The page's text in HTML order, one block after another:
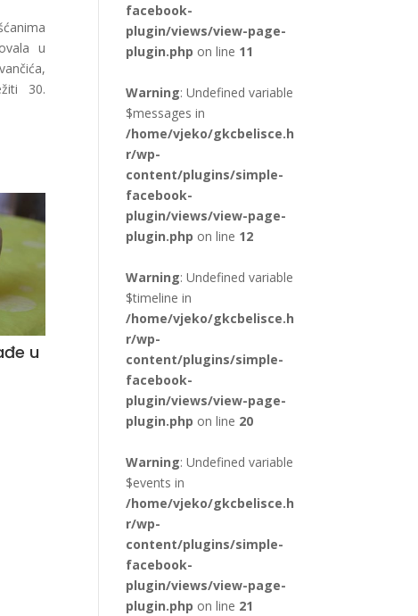
u
30.
u
facebook-
plugin/views/view-page-
plugin.php on line 11
Warning: Undefined variable
$messages in
/home/vjeko/gkcbelisce.h
r/wp-
content/plugins/simple-
facebook-
plugin/views/view-page-
plugin.php on line 12
Warning: Undefined variable
$timeline in
/home/vjeko/gkcbelisce.h
r/wp-
content/plugins/simple-
facebook-
plugin/views/view-page-
plugin.php on line 20
Warning: Undefined variable
$events in
/home/vjeko/gkcbelisce.h
r/wp-
content/plugins/simple-
facebook-
plugin/views/view-page-
plugin.php on line 21